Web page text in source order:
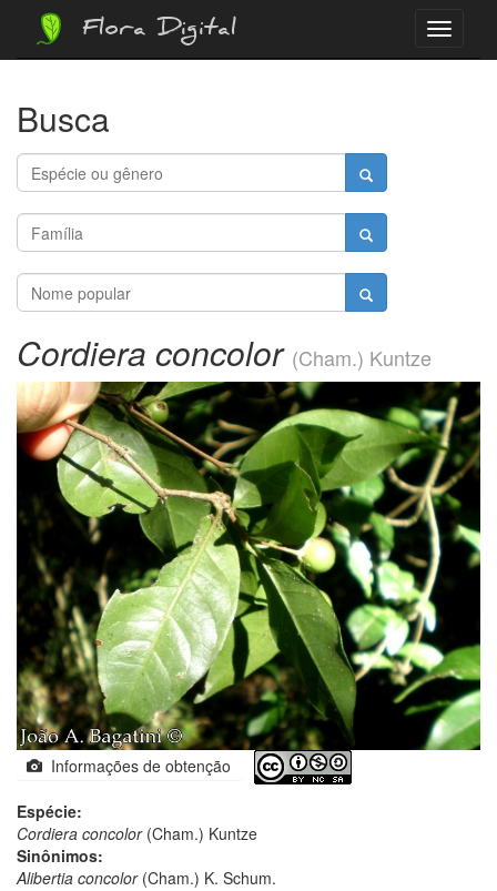
Menu
Flora Digital
Busca
Cordiera concolor (Cham.) Kuntze
Informações de obtenção
Espécie:
Cordiera concolor(Cham.) Kuntze
Sinônimos:
Alibertia concolor(Cham.) K. Schum.